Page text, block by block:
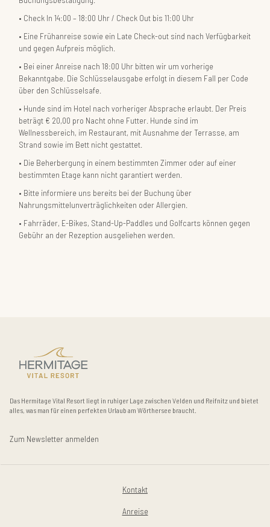
Check In 14:00 – 18:00 Uhr / Check Out bis 11:00 Uhr
Eine Frühanreise sowie ein Late Check-out sind nach Verfügbarkeit
und gegen Aufpreis möglich.
Bei einer Anreise nach 18:00 Uhr bitten wir um vorherige
Bekanntgabe. Die Schlüsselausgabe erfolgt in diesem Fall per Code
über den Schlüsselsafe.
Hunde sind im Hotel nach vorheriger Absprache erlaubt. Der Preis
beträgt € 20,00 pro Nacht ohne Futter. Hunde sind im
Wellnessbereich, im Restaurant, mit Ausnahme der Terrasse, am
Strand sowie im Bett nicht gestattet.
Die Beherbergung in einem bestimmten Zimmer oder auf einer
bestimmten Etage kann nicht garantiert werden.
Bitte informiere uns bereits bei der Buchung über
Nahrungsmittelunverträglichkeiten oder Allergien.
Fahrräder, E-Bikes, Stand-Up-Paddles und Golfcarts können gegen
Gebühr an der Rezeption ausgeliehen werden.
Das Hermitage Vital Resort liegt in ruhiger Lage zwischen Velden und Reifnitz und bietet
alles, was man für einen perfekten Urlaub am Wörthersee braucht.
Zum Newsletter anmelden
Kontakt
Anreise